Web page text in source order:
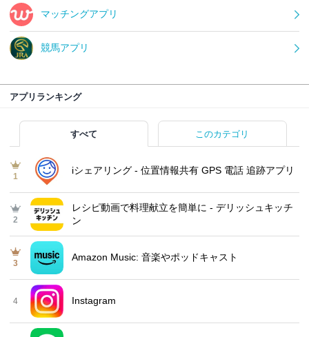
マッチングアプリ
競馬アプリ
アプリランキング
すべて このカテゴリ
1
iシェアリング - 位置情報共有 GPS 電話 追跡アプリ
2
レシピ動画で料理献立を簡単‪に - デリッシュキッチ
ン
3
Amazon Music: 音楽やポッドキャスト
4 Instagram